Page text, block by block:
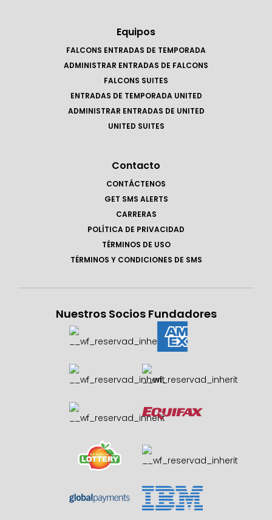
Equipos
FALCONS ENTRADAS DE TEMPORADA
ADMINISTRAR ENTRADAS DE FALCONS
FALCONS SUITES
ENTRADAS DE TEMPORADA UNITED
ADMINISTRAR ENTRADAS DE UNITED
UNITED SUITES
Contacto
CONTÁCTENOS
GET SMS ALERTS
CARRERAS
POLÍTICA DE PRIVACIDAD
TÉRMINOS DE USO
TÉRMINOS Y CONDICIONES DE SMS
Nuestros Socios Fundadores